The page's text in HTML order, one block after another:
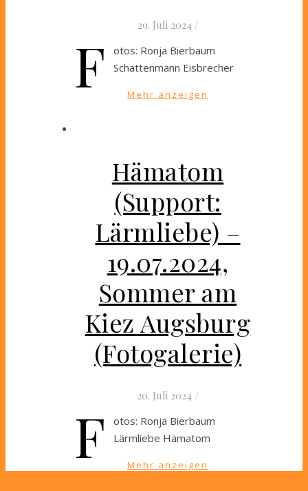
29. Juli 2024 /
F
otos: Ronja Bierbaum
Schattenmann Eisbrecher
Mehr anzeigen
Hämatom
(Support:
Lärmliebe) –
19.07.2024,
Sommer am
Kiez Augsburg
(Fotogalerie)
20. Juli 2024 /
F
otos: Ronja Bierbaum
Lärmliebe Hämatom
Mehr anzeigen